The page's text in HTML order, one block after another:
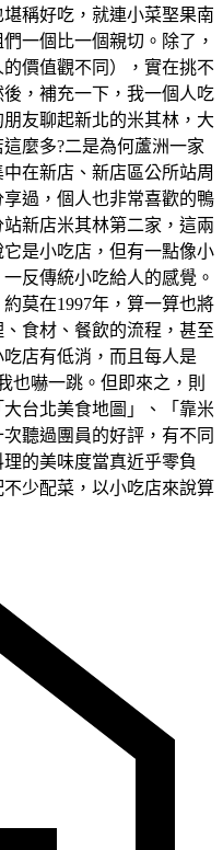
稱好吃，就連小菜埾果南
一個比一個親切。除了，
價值觀不同），實在挑不
，補充一下，我一個人吃
友聊起新北的米其林，大
麼多?二是為何蘆洲一家
在新店、新店區公所站周
過，個人也非常喜歡的鴨
站新店米其林第二家，這兩
是小吃店，但有一點像小
反傳統小吃給人的感覺。
莫在1997年，算一算也將
食材、餐飲的流程，甚至
店有低消，而且每人是
也嚇一跳。但即來之，則
台北美食地圖」、「靠米
聽過團員的好評，有不同
的美味度當真近乎零負
少配菜，以小吃店來說算